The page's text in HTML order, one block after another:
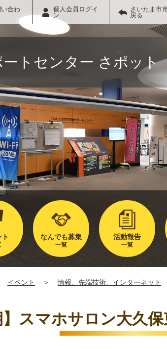
合わ
個人会員ログイ
ン
さいたま市
戻る
トセンター さポット
なんでも募集
一覧
活動報告
一覧
イベント ＞ 情報、先端技術、インターネット
】スマホサロン大久